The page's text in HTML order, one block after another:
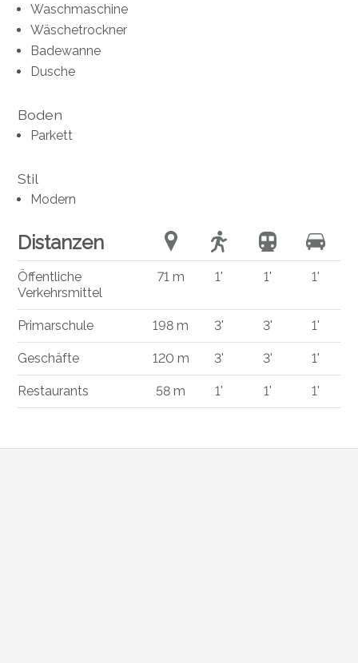
Waschmaschine
Wäschetrockner
Badewanne
Dusche
Boden
Parkett
Stil
Modern
Distanzen
Öffentliche
Verkehrsmittel
71 m 1' 1' 1'
Primarschule 198 m 3' 3' 1'
Geschäfte 120 m 3' 3' 1'
Restaurants 58 m 1' 1' 1'